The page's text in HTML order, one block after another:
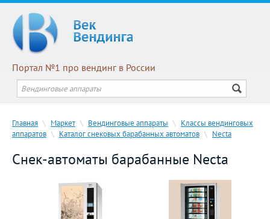
Портал №1 про вендинг в России
Главная \ Маркет \ Вендинговые аппараты \ Классы вендинговых
аппаратов \ Каталог снековых барабанных автоматов \ Necta
Снек-автоматы барабанные Necta